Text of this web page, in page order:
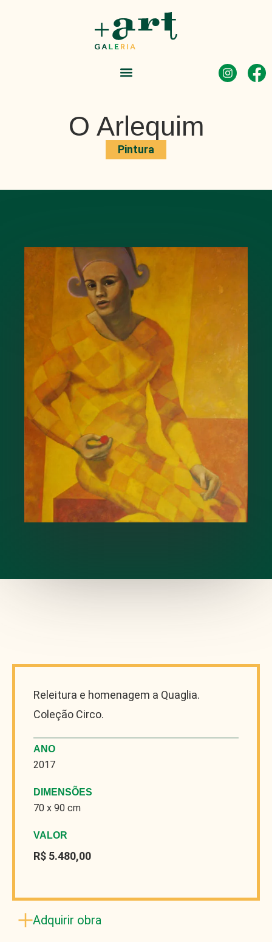
O Arlequim
Pintura
Releitura e homenagem a Quaglia.
Coleção Circo.
ANO
2017
DIMENSÕES
70 x 90 cm
VALOR
R$ 5.480,00
Adquirir obra